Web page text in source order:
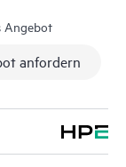
Angebot
anfordern